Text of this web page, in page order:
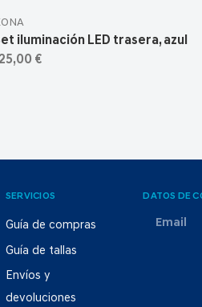
iluminación LED trasera, azul
€
SERVICIOS
Guía de compras
Guía de tallas
Envíos y
devoluciones
DATOS DE
Email